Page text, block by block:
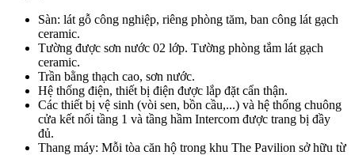
Sàn: lát gỗ công nghiệp, riêng phòng tăm, ban công lát gạch
ceramic.
Tường được sơn nước 02 lớp. Tường phòng tắm lát gạch
ceramic.
Trần bằng thạch cao, sơn nước.
Hệ thống điện, thiết bị điện được lắp đặt cẩn thận.
Các thiết bị vệ sinh (vòi sen, bồn cầu,...) và hệ thống chuông
cửa kết nối tầng 1 và tầng hầm Intercom được trang bị đầy
đủ.
Thang máy: Mỗi tòa căn hộ trong khu The Pavilion sở hữu từ